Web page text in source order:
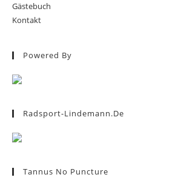
Gästebuch
Kontakt
Powered By
Radsport-Lindemann.de
Tannus No Puncture